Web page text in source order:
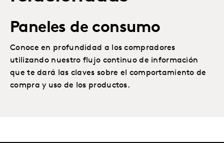
Paneles de consumo
Conoce en profundidad a los compradores
utilizando nuestro flujo continuo de información
que te dará las claves sobre el comportamiento de
compra y uso de los productos.